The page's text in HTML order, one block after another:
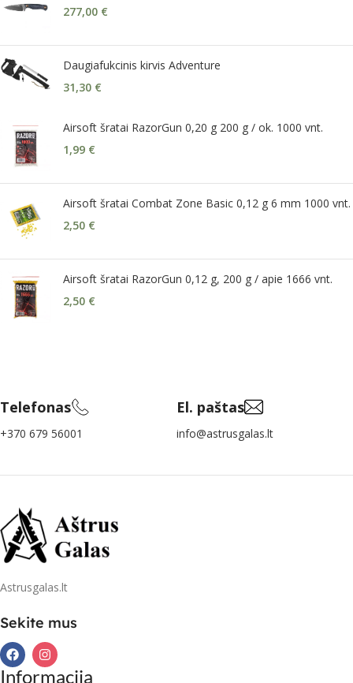
277,00 €
Daugiafukcinis kirvis Adventure
31,30 €
Airsoft šratai RazorGun 0,20 g 200 g / ok. 1000 vnt.
1,99 €
Airsoft šratai Combat Zone Basic 0,12 g 6 mm 1000 vnt.
2,50 €
Airsoft šratai RazorGun 0,12 g, 200 g / apie 1666 vnt.
2,50 €
Telefonas
+370 679 56001
El. paštas
info@astrusgalas.lt
Astrusgalas.lt
Sekite mus
Informacija